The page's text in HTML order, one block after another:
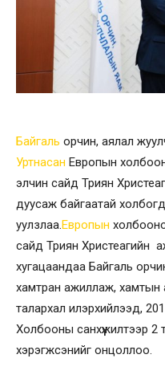
Байгаль орчин, аялал
Уртнасан Европын
элчин сайд Триян
дуусаж байгаатай
уулзлаа. Европын
сайд Триян Христеагийн
хугацаандаа Байгаль
хамтран ажиллаж, хамтын
талархал илэрхийлээд,
Холбооны санхүүжилтээр
хэрэгжсэнийг онцоллоо.